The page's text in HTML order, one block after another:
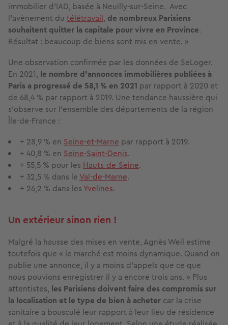
immobilier d’IAD, basée à Neuilly-sur-Seine. Avec
l’avènement du télétravail, de nombreux Parisiens
souhaitent quitter la capitale pour vivre en Province.
Résultat : beaucoup de biens sont mis en vente. »
Une observation confirmée par les données de SeLoger.
En 2021, le nombre d’annonces immobilières publiées à
Paris a progressé de 58,1 % en 2021 par rapport à 2020 et
de 68,4 % par rapport à 2019. Une tendance haussière qui
s’observe sur l’ensemble des départements de la région
Île-de-France :
+ 28,9 % en Seine-et-Marne par rapport à 2019.
+ 40,8 % en Seine-Saint-Denis.
+ 55,5 % pour les Hauts-de-Seine.
+ 32,5 % dans leVal-de-Marne.
+ 26,2 % dans les Yvelines.
Un extérieur sinon rien !
Malgré la hausse des mises en vente, Agnès Weil estime
toutefois que « le marché est moins dynamique. Quand on
publie une annonce, il y a moins d’appels que ce que
nous pouvions enregistrer il y a encore trois ans. » Plus
attentistes, les Parisiens doivent faire des compromis sur
la localisation et le type de bien à acheter car la crise
sanitaire a bousculé leur rapport à leur lieu de résidence